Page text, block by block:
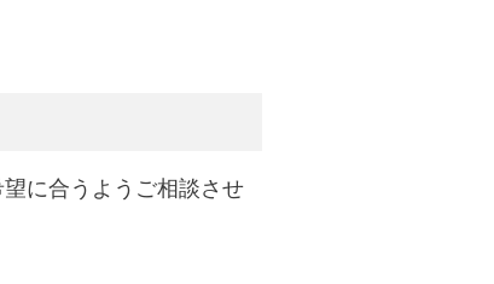
に合うようご相談させ